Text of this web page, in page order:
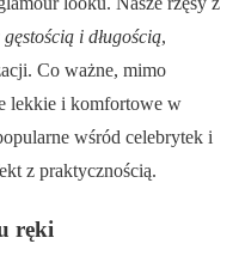
i długością,
Co ważne, mimo
lekkie i komfortowe w
wśród celebrytek i
z praktycznością.
ręki